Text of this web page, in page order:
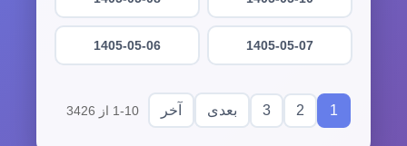
1405-05-07
1405-05-06
1
2
3 بعدی آخر 1-10 از 3426